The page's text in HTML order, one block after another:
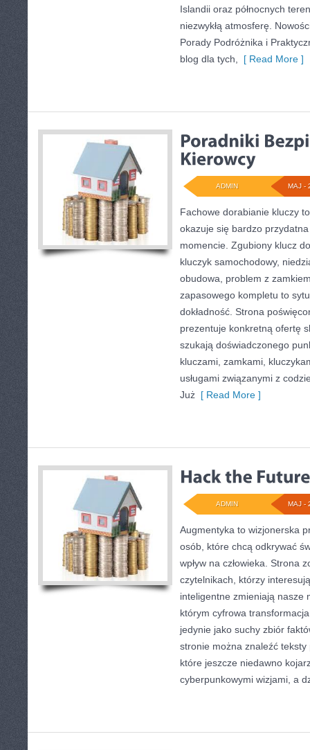
Islandii oraz północnych
niezwykłą atmosferę.
Porady Podróżnika i
blog dla tych,
[ Read More ]
MAJ -
ADMIN
Fachowe dorabianie kluczy
okazuje się bardzo
momencie. Zgubiony klucz
kluczyk samochodowy,
obudowa, problem z
zapasowego kompletu to
dokładność. Strona
prezentuje konkretną ofertę
szukają doświadczonego
kluczami, zamkami,
usługami związanymi z
Już [ Read More ]
MAJ -
ADMIN
Augmentyka to wizjonerska
osób, które chcą odkrywać
wpływ na człowieka. Strona
czytelnikach, którzy
inteligentne zmieniają nasze
którym cyfrowa
jedynie jako suchy zbiór
stronie można znaleźć
które jeszcze niedawno
cyberpunkowymi wizjami, a